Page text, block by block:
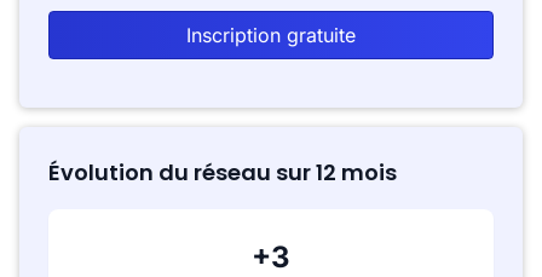
Inscription gratuite
Évolution du réseau sur 12 mois
+3